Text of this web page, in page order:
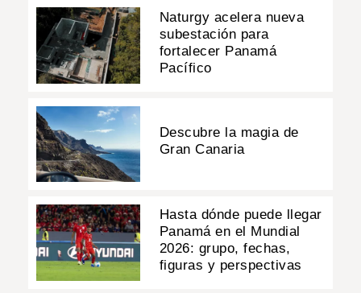
Naturgy acelera nueva
subestación para
fortalecer Panamá
Pacífico
Descubre la magia de
Gran Canaria
Hasta dónde puede llegar
Panamá en el Mundial
2026: grupo, fechas,
figuras y perspectivas